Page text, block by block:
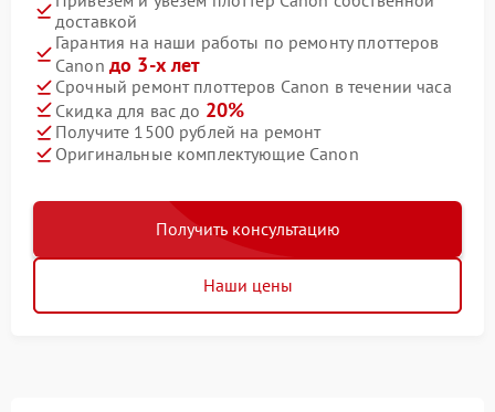
доставкой
Гарантия на наши работы по ремонту плоттеров
Canon до 3-х лет
Срочный ремонт плоттеров Canon в течении часа
Скидка для вас до 20%
Получите 1500 рублей на ремонт
Оригинальные комплектующие Canon
Получить консультацию
Наши цены